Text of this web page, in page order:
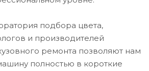
подбора цвета,
и производителей
ремонта позволяют нам
полностью в короткие